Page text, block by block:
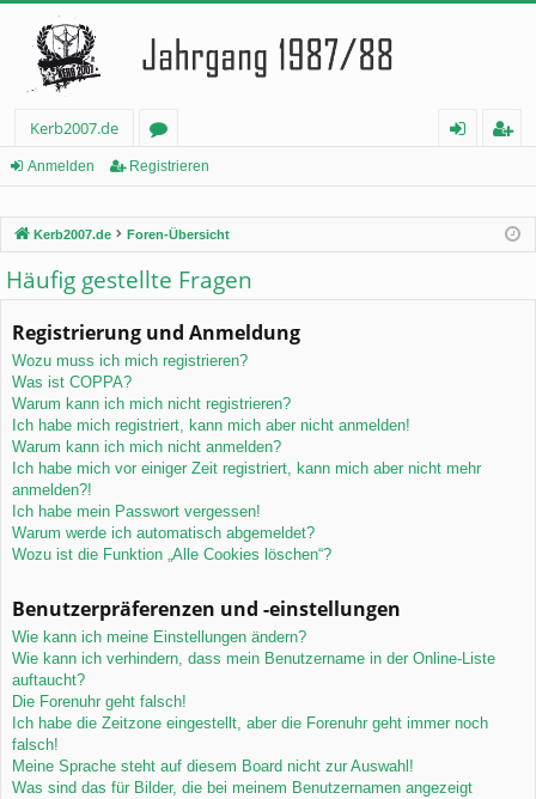
Kerb2007.de
or
rie
Anmelden Registrieren
Kerb2007.de Foren-Übersicht
Häufig gestellte Fragen
Registrierung und Anmeldung
Wozu muss ich mich registrieren?
Was ist COPPA?
Warum kann ich mich nicht registrieren?
Ich habe mich registriert, kann mich aber nicht anmelden!
Warum kann ich mich nicht anmelden?
Ich habe mich vor einiger Zeit registriert, kann mich aber nicht mehr
anmelden?!
Ich habe mein Passwort vergessen!
Warum werde ich automatisch abgemeldet?
Wozu ist die Funktion „Alle Cookies löschen“?
Benutzerpräferenzen und -einstellungen
Wie kann ich meine Einstellungen ändern?
Wie kann ich verhindern, dass mein Benutzername in der Online-Liste
auftaucht?
Die Forenuhr geht falsch!
Ich habe die Zeitzone eingestellt, aber die Forenuhr geht immer noch
falsch!
Meine Sprache steht auf diesem Board nicht zur Auswahl!
Was sind das für Bilder, die bei meinem Benutzernamen angezeigt